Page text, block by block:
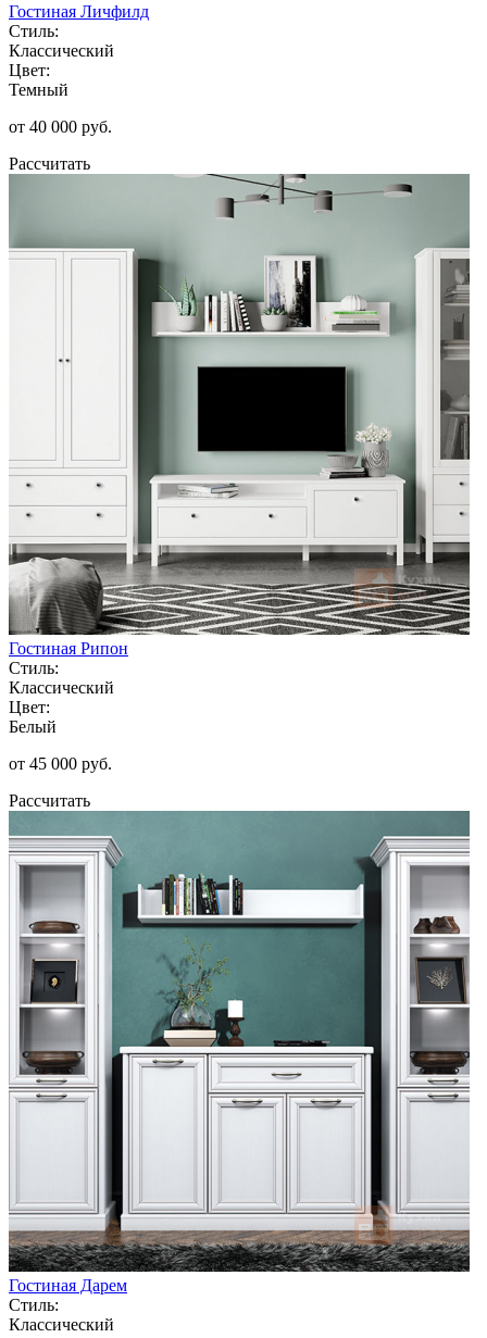
Гостиная Личфилд
Стиль:
Классический
Цвет:
Темный
от 40 000 руб.
Рассчитать
Гостиная Рипон
Стиль:
Классический
Цвет:
Белый
от 45 000 руб.
Рассчитать
Гостиная Дарем
Стиль:
Классический